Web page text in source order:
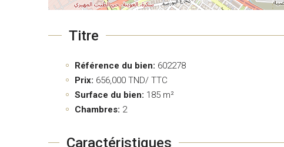
Titre
Référence du bien: 602278
Prix: 656,000 TND/ TTC
Surface du bien: 185 m²
Chambres: 2
Caractéristiques